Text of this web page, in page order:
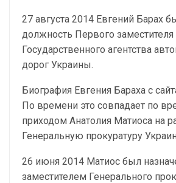
27 августа 2014 Евгений Барах
должность Первого
Государственного агентства
дорог Украины.
Биография Евгения Бараха с
По времени это совпадает по
приходом Анатолия Матиоса на
Генеральную прокуратуру
26 июня 2014 Матиос был
заместителем Генерального